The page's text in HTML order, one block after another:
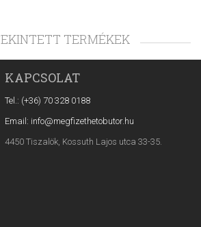
TERMÉKEK
KAPCSOLAT
Tel.: (+36) 70 328 0188
Email: info@megfizethetobutor.hu
4450 Tiszalök, Kossuth Lajos utca 33-35.